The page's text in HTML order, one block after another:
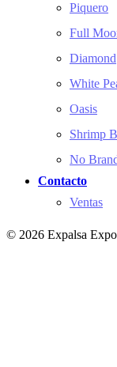
Piquero
Full
Diamond
White
Oasis
Shrimp
No
Contacto
Ventas
© 2026 Expalsa